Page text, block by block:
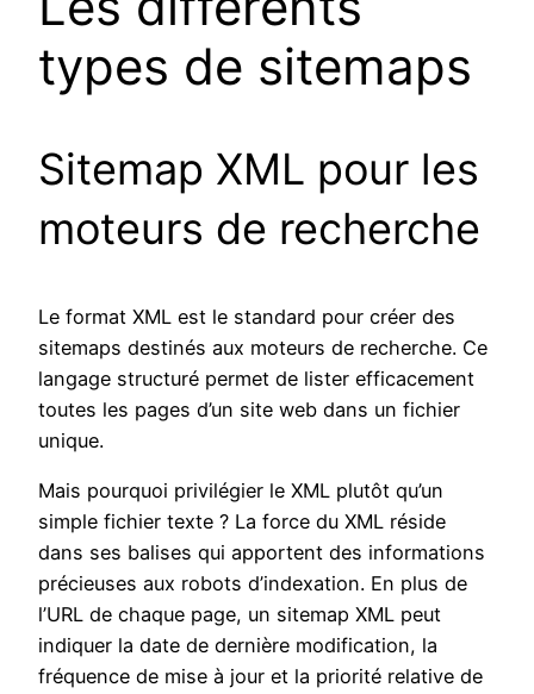
types de sitemaps
Sitemap XML pour les
moteurs de recherche
Le format XML est le standard pour créer des
sitemaps destinés aux moteurs de recherche. Ce
langage structuré permet de lister efficacement
toutes les pages d’un site web dans un fichier
unique.
Mais pourquoi privilégier le XML plutôt qu’un
simple fichier texte ? La force du XML réside
dans ses balises qui apportent des informations
précieuses aux robots d’indexation. En plus de
l’URL de chaque page, un sitemap XML peut
indiquer la date de dernière modification, la
fréquence de mise à jour et la priorité relative de